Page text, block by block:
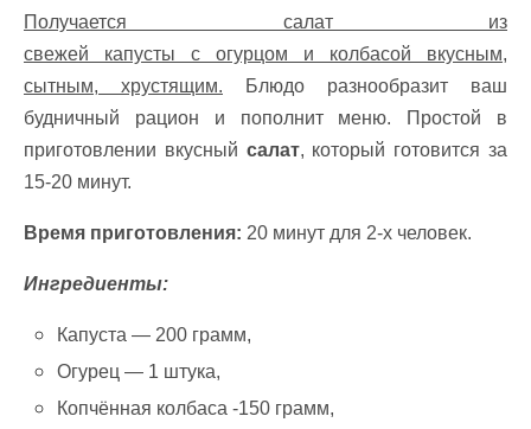
Получается салат из
свежей капусты с огурцом и колбасой вкусным,
сытным, хрустящим. Блюдо разнообразит ваш
будничный рацион и пополнит меню. Простой в
приготовлении вкусный салат, который готовится за
15-20 минут.
Время приготовления: 20 минут для 2-х человек.
Ингредиенты:
Капуста — 200 грамм,
Огурец — 1 штука,
Копчённая колбаса -150 грамм,